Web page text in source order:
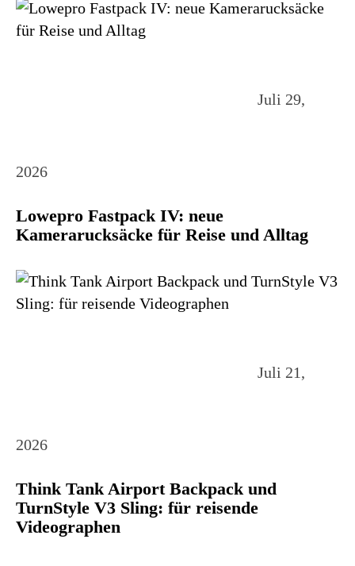
Juli 29,
2026
Lowepro Fastpack IV: neue
Kamerarucksäcke für Reise und Alltag
Juli 21,
2026
Think Tank Airport Backpack und
TurnStyle V3 Sling: für reisende
Videographen